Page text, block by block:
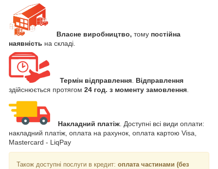
Власне виробництво, тому постійна
наявність на складі.
Термін відправлення. Відправлення
здійснюється протягом 24 год. з моменту замовлення.
Накладний платіж . Доступні всі види оплати:
накладний платіж, оплата на рахунок, оплата картою Visa,
Mastercard - LiqPay
Також доступні послуги в кредит: оплата частинами (без